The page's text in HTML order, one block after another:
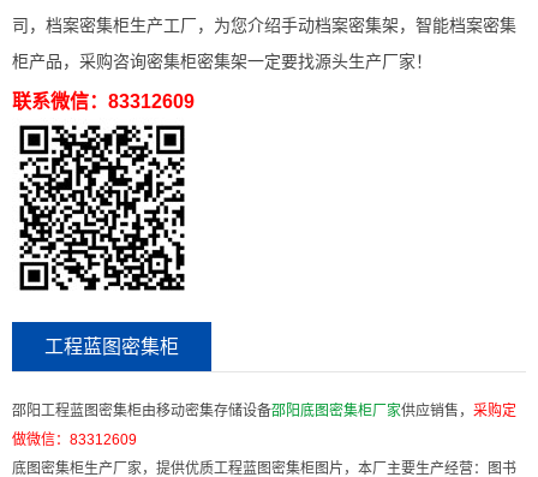
司，档案密集柜生产工厂，为您介绍手动档案密集架，智能档案密集
柜产品，采购咨询密集柜密集架一定要找源头生产厂家！
联系微信：83312609
工程蓝图密集柜
邵阳工程蓝图密集柜由移动密集存储设备邵阳底图密集柜厂家供应销售， 采购定
做微信： 83312609
底图密集柜生产厂家，提供优质工程蓝图密集柜图片，本厂主要生产经营：图书